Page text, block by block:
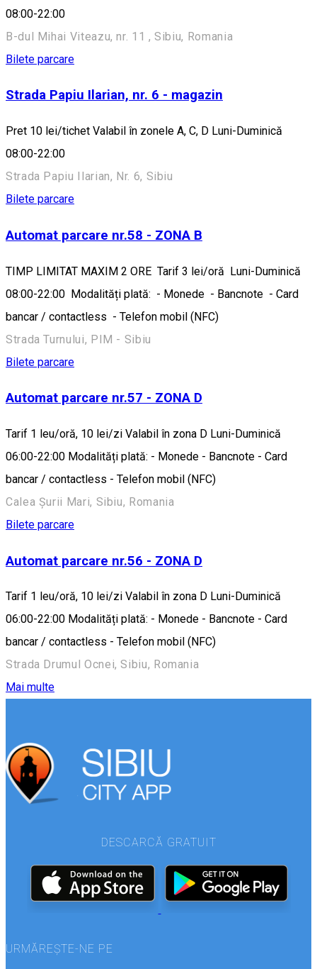
08:00-22:00
B-dul Mihai Viteazu, nr. 11 , Sibiu, Romania
Bilete parcare
Strada Papiu Ilarian, nr. 6 - magazin
Pret 10 lei/tichet Valabil în zonele A, C, D Luni-Duminică
08:00-22:00
Strada Papiu Ilarian, Nr. 6, Sibiu
Bilete parcare
Automat parcare nr.58 - ZONA B
TIMP LIMITAT MAXIM 2 ORE Tarif 3 lei/oră Luni-Duminică
08:00-22:00 Modalități plată: - Monede - Bancnote - Card
bancar / contactless - Telefon mobil (NFC)
Strada Turnului, PIM - Sibiu
Bilete parcare
Automat parcare nr.57 - ZONA D
Tarif 1 leu/oră, 10 lei/zi Valabil în zona D Luni-Duminică
06:00-22:00 Modalități plată: - Monede - Bancnote - Card
bancar / contactless - Telefon mobil (NFC)
Calea Șurii Mari, Sibiu, Romania
Bilete parcare
Automat parcare nr.56 - ZONA D
Tarif 1 leu/oră, 10 lei/zi Valabil în zona D Luni-Duminică
06:00-22:00 Modalități plată: - Monede - Bancnote - Card
bancar / contactless - Telefon mobil (NFC)
Strada Drumul Ocnei, Sibiu, Romania
Mai multe
DESCARCĂ GRATUIT
URMĂREȘTE-NE PE